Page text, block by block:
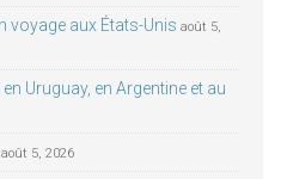
voyage aux États-Unis août 5,
Uruguay, en Argentine et au
août 5, 2026